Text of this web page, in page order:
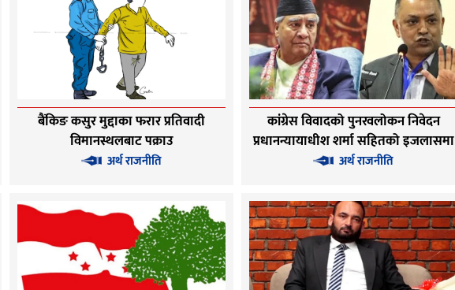
बैंकिङ कसुर मुद्दाका फरार प्रतिवादी
विमानस्थलबाट पक्राउ
अर्थ राजनीति
कांग्रेस विवादको पुनरवलोकन निवेदन
प्रधानन्यायाधीश शर्मा सहितको इजलासमा
अर्थ राजनीति